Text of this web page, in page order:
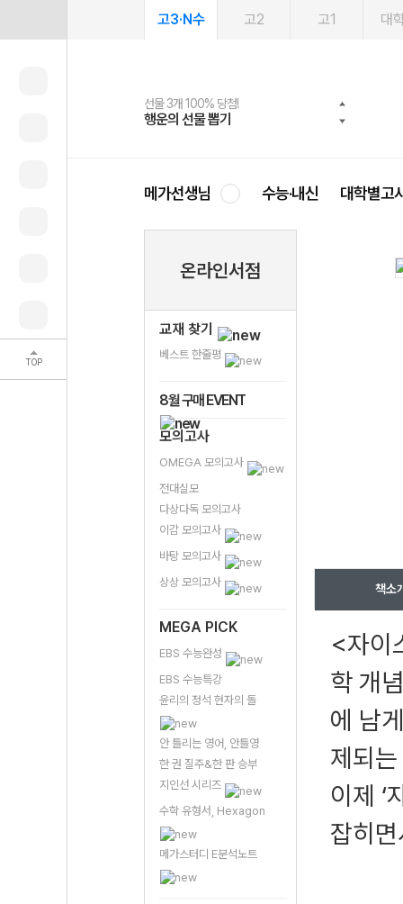
TOP
고3·N수 고2 고1 대
선물 3개 100% 당첨!
행운의 선물 뽑기
선물 100% 증정!
메가스터디 X 올리브
여름방학 스터디 캐시백
메가런 썸머스쿨
2027 러셀 단과
강사 공개선발
스마트러닝앱
설문 EVENT
메가패스
3일 무료 체험권
메가패스 수강생 무료혜택!
메가클럽 멤버십
사회공헌 캠페인
희망이룸 메가나눔
메가선생님 수능·내신 대학별고
온라인서점
교재 찾기
베스트 한줄평
8월 구매 EVENT
모의고사
OMEGA 모의고사
전대실모
다상다독 모의고사
이감 모의고사
바탕 모의고사
상상 모의고사
MEGA PICK
EBS 수능완성
EBS 수능특강
윤리의 정석 현자의 돌
안 틀리는 영어, 안틀영
한 권 질주&한 판 승부
지인선 시리즈
수학 유형서, Hexagon
메가스터디 E분석노트
책소
<자이
학 개
에 남
제되
이제 ‘
잡히